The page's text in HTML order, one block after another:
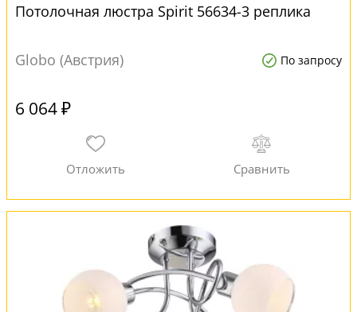
Потолочная люстра Spirit 56634-3 реплика
Globo (Австрия) По запросу
6 064 ₽